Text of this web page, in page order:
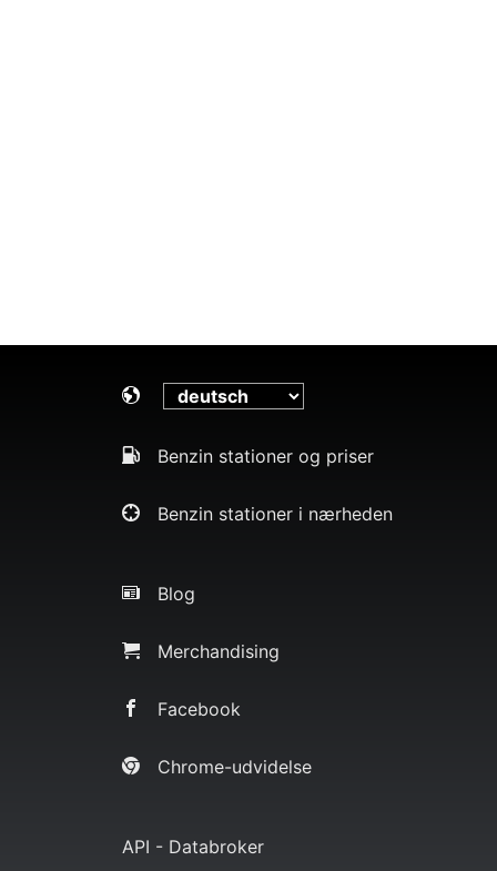
Benzin stationer og priser
Benzin stationer i nærheden
Blog
Merchandising
Facebook
Chrome-udvidelse
API - Databroker